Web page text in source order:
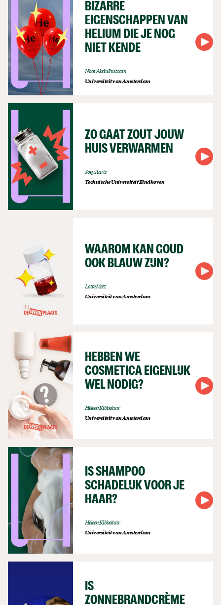
BIZARRE
EIGENSCHAPPEN VAN
HELIUM DIE JE NOG
NIET KENDE
Noor Abdulhussain
Universiteit van Amsterdam
ZO GAAT ZOUT JOUW
HUIS VERWARMEN
Joey Aarts
Technische Universiteit Eindhoven
WAAROM KAN GOUD
OOK BLAUW ZIJN?
Lotte Metz
Universiteit van Amsterdam
HEBBEN WE
COSMETICA EIGENLIJK
WEL NODIG?
Heleen Kibbelaar
Universiteit van Amsterdam
IS SHAMPOO
SCHADELIJK VOOR JE
HAAR?
Heleen Kibbelaar
Universiteit van Amsterdam
IS
ZONNEBRANDCRÈME